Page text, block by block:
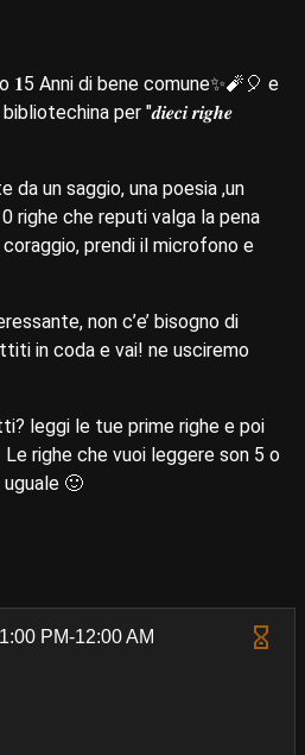
Anni di bene comune✨🧨🎈 e
per "𝒅𝒊𝒆𝒄𝒊 𝒓𝒊𝒈𝒉𝒆
un saggio, una poesia ,un
righe che reputi valga la pena
prendi il microfono e
non c’e’ bisogno di
in coda e vai! ne usciremo
leggi le tue prime righe e poi
righe che vuoi leggere son 5 o
🙂
PM-12:00 AM